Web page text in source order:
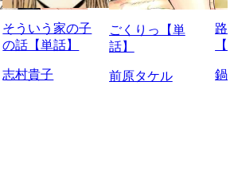
そういう家の子
の話【単話】
志村貴子
ごくりっ【単
話】
前原タケル
路
鍋